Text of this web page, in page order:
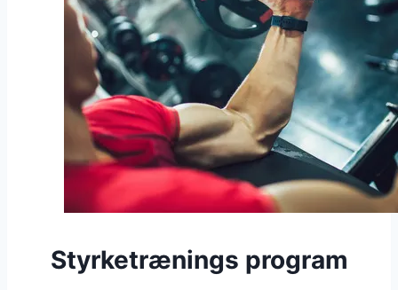
Styrketrænings program